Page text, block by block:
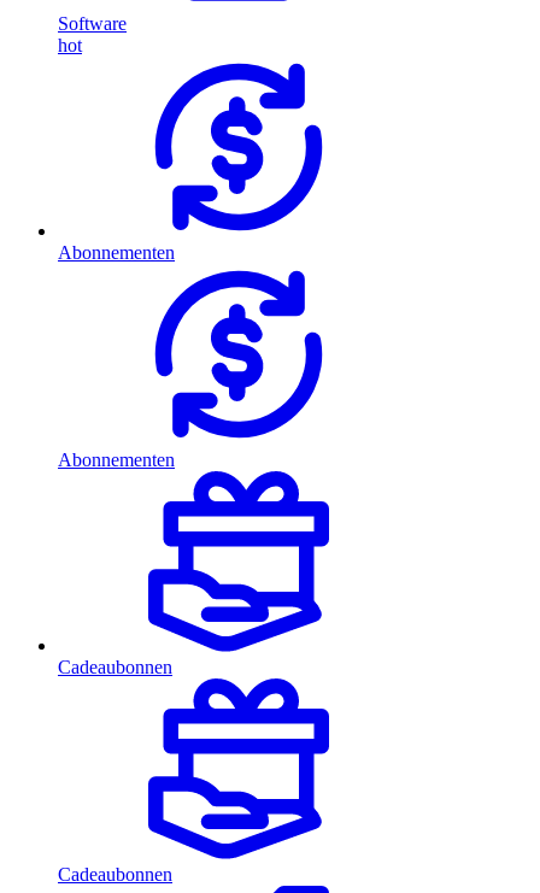
Software
hot
Abonnementen
Abonnementen
Cadeaubonnen
Cadeaubonnen